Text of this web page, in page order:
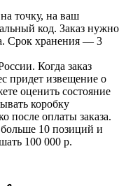
точку, на ваш
код. Заказ нужно
Срок хранения — 3
Когда заказ
придет извещение о
оценить состояние
коробку
после оплаты заказа.
10 позиций и
100 000 р.